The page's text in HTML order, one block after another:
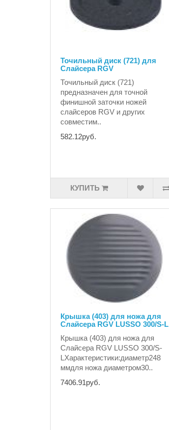
Точильный диск (721) для
Слайсера RGV
Точильный диск (721)
предназначен для точной
финишной заточки ножей
слайсеров RGV и других
совместим..
582.12руб.
КУПИТЬ
Крышка (403) для ножа для
Слайсера RGV LUSSO 300/S-L
Крышка (403) для ножа для
Слайсера RGV LUSSO 300/S-
LХарактеристики:диаметр248
ммдля ножа диаметром30..
7406.91руб.